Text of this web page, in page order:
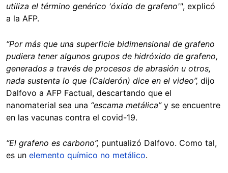
utiliza el término genérico 'óxido de grafeno'", explicó
a la AFP.
“Por más que una superficie bidimensional de grafeno
pudiera tener algunos grupos de hidróxido de grafeno,
generados a través de procesos de abrasión u otros,
nada sustenta lo que (Calderón) dice en el video”, dijo
Dalfovo a AFP Factual, descartando que el
nanomaterial sea una “escama metálica” y se encuentre
en las vacunas contra el covid-19.
“El grafeno es carbono”, puntualizó Dalfovo. Como tal,
es un elemento químico no metálico.